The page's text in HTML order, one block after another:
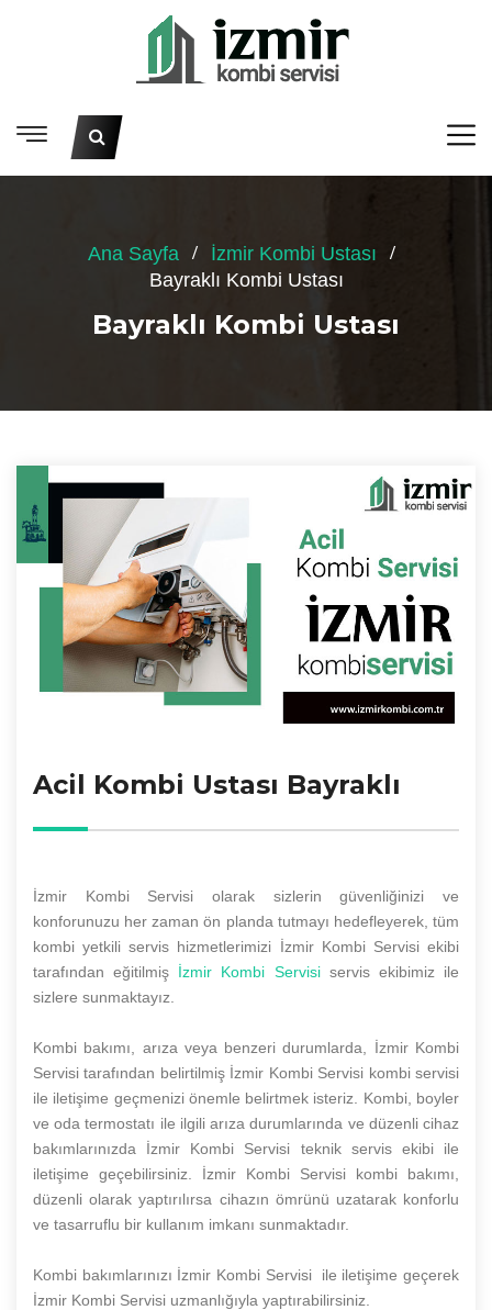
Ana Sayfa
İzmir Kombi Ustası
Bayraklı Kombi Ustası
Bayraklı Kombi Ustası
Acil Kombi Ustası Bayraklı
İzmir Kombi Servisi olarak sizlerin güvenliğinizi ve
konforunuzu her zaman ön planda tutmayı hedefleyerek, tüm
kombi yetkili servis hizmetlerimizi İzmir Kombi Servisi ekibi
tarafından eğitilmiş İzmir Kombi Servisiservis ekibimiz ile
sizlere sunmaktayız.
Kombi bakımı, arıza veya benzeri durumlarda, İzmir Kombi
Servisi tarafından belirtilmiş İzmir Kombi Servisi kombi servisi
ile iletişime geçmenizi önemle belirtmek isteriz. Kombi, boyler
ve oda termostatı ile ilgili arıza durumlarında ve düzenli cihaz
bakımlarınızda İzmir Kombi Servisi teknik servis ekibi ile
iletişime geçebilirsiniz. İzmir Kombi Servisi kombi bakımı,
düzenli olarak yaptırılırsa cihazın ömrünü uzatarak konforlu
ve tasarruflu bir kullanım imkanı sunmaktadır.
Kombi bakımlarınızı İzmir Kombi Servisi ile iletişime geçerek
İzmir Kombi Servisi uzmanlığıyla yaptırabilirsiniz.